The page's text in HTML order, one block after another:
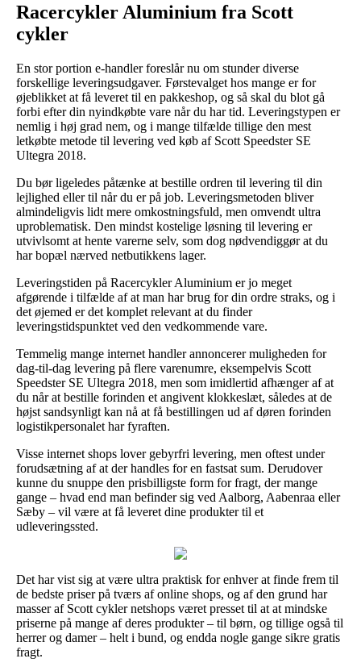
Racercykler Aluminium fra Scott
cykler
En stor portion e-handler foreslår nu om stunder diverse
forskellige leveringsudgaver. Førstevalget hos mange er for
øjeblikket at få leveret til en pakkeshop, og så skal du blot gå
forbi efter din nyindkøbte vare når du har tid. Leveringstypen er
nemlig i høj grad nem, og i mange tilfælde tillige den mest
letkøbte metode til levering ved køb af Scott Speedster SE
Ultegra 2018.
Du bør ligeledes påtænke at bestille ordren til levering til din
lejlighed eller til når du er på job. Leveringsmetoden bliver
almindeligvis lidt mere omkostningsfuld, men omvendt ultra
uproblematisk. Den mindst kostelige løsning til levering er
utvivlsomt at hente varerne selv, som dog nødvendiggør at du
har bopæl nærved netbutikkens lager.
Leveringstiden på Racercykler Aluminium er jo meget
afgørende i tilfælde af at man har brug for din ordre straks, og i
det øjemed er det komplet relevant at du finder
leveringstidspunktet ved den vedkommende vare.
Temmelig mange internet handler annoncerer muligheden for
dag-til-dag levering på flere varenumre, eksempelvis Scott
Speedster SE Ultegra 2018, men som imidlertid afhænger af at
du når at bestille forinden et angivent klokkeslæt, således at de
højst sandsynligt kan nå at få bestillingen ud af døren forinden
logistikpersonalet har fyraften.
Visse internet shops lover gebyrfri levering, men oftest under
forudsætning af at der handles for en fastsat sum. Derudover
kunne du snuppe den prisbilligste form for fragt, der mange
gange – hvad end man befinder sig ved Aalborg, Aabenraa eller
Sæby – vil være at få leveret dine produkter til et
udleveringssted.
Det har vist sig at være ultra praktisk for enhver at finde frem til
de bedste priser på tværs af online shops, og af den grund har
masser af Scott cykler netshops været presset til at at mindske
priserne på mange af deres produkter – til børn, og tillige også til
herrer og damer – helt i bund, og endda nogle gange sikre gratis
fragt.